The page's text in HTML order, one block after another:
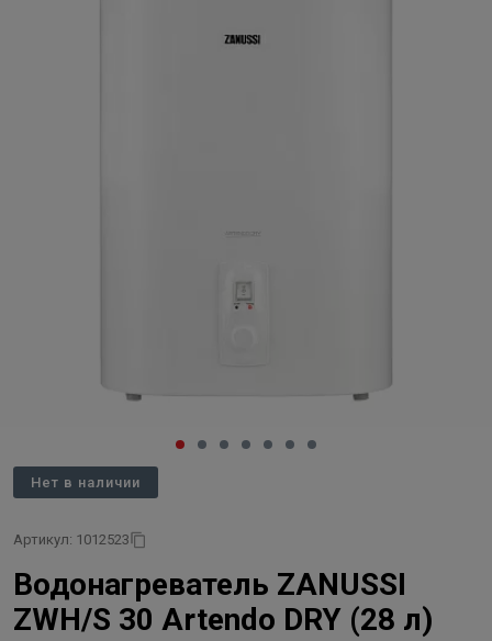
Нет в наличии
Артикул: 1012523
Водонагреватель ZANUSSI
ZWH/S 30 Artendo DRY (28 л)